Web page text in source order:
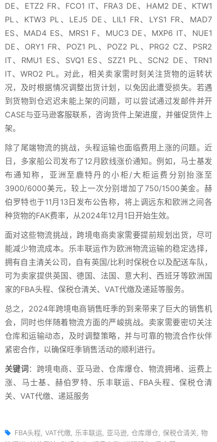
DE、ETZ2 FR、FCO1 IT、FRA3 DE、HAM2 DE、KTW1
PL、KTW3 PL、LEJ5 DE、LIL1 FR、LYS1 FR、MAD7
ES、MAD4 ES、MRS1 F、MUC3 DE、MXP6 IT、NUE1
DE、ORY1 FR、POZ1 PL、POZ2 PL、PRG2 CZ、PSR2
IT、RMU1 ES、SVQ1 ES、SZZ1 PL、SCN2 DE、TRN1
IT、WRO2 PL。对此，相关卖家需时刻关注货物的运转状
况，及时根据情况调整出货计划，以免因此遭受损失。若遇
到货物到仓迟迟未能上架的问题，可以尝试通过发邮件并开
CASE与亚马逊客服联系，咨询货件上架进度，并催促货件上
架。
除了尾端物流的挑战，头程运输也面临费用上涨的问题。近
日，多家船公司发布了12月欧线涨价通知。例如，马士基发
布通知称，亚洲至鹿特丹的小柜/大柜运费分别抬涨至
3900/6000美元，较上一次分别增加了750/1500美金。赫
伯罗特也于11月13日发布公告称，将上调远东和欧洲之间各
种货物的FAK费率，从2024年12月1日开始生效。
面对这些物流挑战，跨境电商卖家需要提前规划出货，尽可
能减少物流成本。乐丰联运作为欧洲物流运输的稳定选择，
拥有自主清关公司，自有英国/比利时保税仓以及配送车队，
可为卖家提供英国、德国、法国、意大利、西班牙等欧洲国
家的FBA头程、保税仓清关、VAT代缴及递延等服务。
总之，2024年跨境电商销售旺季的到来带来了巨大的销售机
会，同时也伴随着物流方面的严峻挑战。卖家需要密切关注
仓库和运输动态，及时调整策略，并与可靠的物流合作伙伴
紧密合作，以确保旺季销售活动的顺利进行。
关键词 ：跨境电商、亚马逊、仓库爆仓、物流拥堵、运费上
涨、马士基、赫伯罗特、乐丰联运、FBA头程、保税仓清
关、VAT代缴、递延服务
FBA头程 VAT代缴 乐丰联运 亚马逊 仓库爆仓 保税仓清关 物